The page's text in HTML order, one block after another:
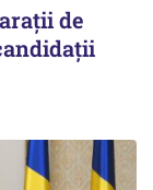
de